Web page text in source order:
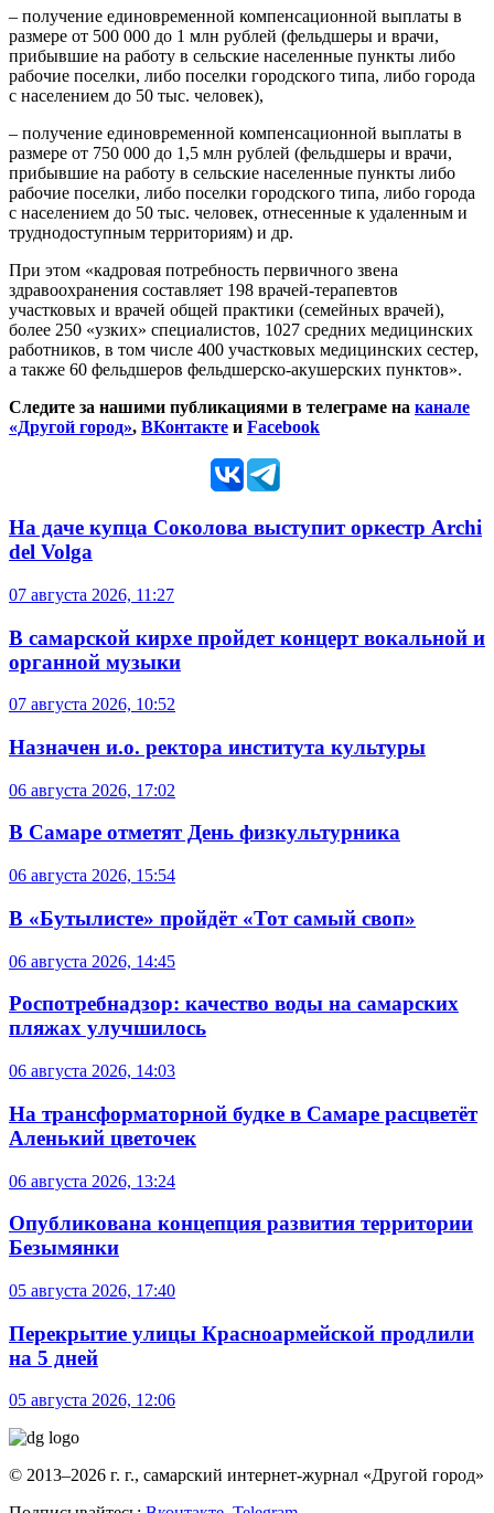
– получение единовременной компенсационной выплаты в
размере от 500 000 до 1 млн рублей (фельдшеры и врачи,
прибывшие на работу в сельские населенные пункты либо
рабочие поселки, либо поселки городского типа, либо города
с населением до 50 тыс. человек),
– получение единовременной компенсационной выплаты в
размере от 750 000 до 1,5 млн рублей (фельдшеры и врачи,
прибывшие на работу в сельские населенные пункты либо
рабочие поселки, либо поселки городского типа, либо города
с населением до 50 тыс. человек, отнесенные к удаленным и
труднодоступным территориям) и др.
При этом «кадровая потребность первичного звена
здравоохранения составляет 198 врачей-терапевтов
участковых и врачей общей практики (семейных врачей),
более 250 «узких» специалистов, 1027 средних медицинских
работников, в том числе 400 участковых медицинских сестер,
а также 60 фельдшеров фельдшерско-акушерских пунктов».
Следите за нашими публикациями в телеграме на канале
«Другой город», ВКонтакте и Facebook
На даче купца Соколова выступит оркестр Archi
del Volga
07 августа 2026, 11:27
В самарской кирхе пройдет концерт вокальной и
органной музыки
07 августа 2026, 10:52
Назначен и.о. ректора института культуры
06 августа 2026, 17:02
В Самаре отметят День физкультурника
06 августа 2026, 15:54
В «Бутылисте» пройдёт «Тот самый своп»
06 августа 2026, 14:45
Роспотребнадзор: качество воды на самарских
пляжах улучшилось
06 августа 2026, 14:03
На трансформаторной будке в Самаре расцветёт
Аленький цветочек
06 августа 2026, 13:24
Опубликована концепция развития территории
Безымянки
05 августа 2026, 17:40
Перекрытие улицы Красноармейской продлили
на 5 дней
05 августа 2026, 12:06
© 2013–2026 г. г., самарский интернет-журнал «Другой город»